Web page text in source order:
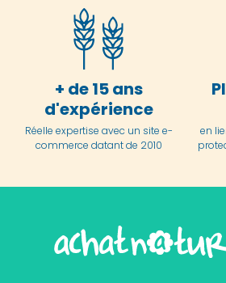
+ de 15 ans
d'expérience
Réelle expertise avec un site e-
commerce datant de 2010
en